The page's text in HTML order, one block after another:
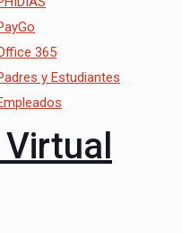
365
y Estudiantes